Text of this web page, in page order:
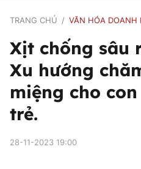
TRANG CHỦ VĂN HÓA DOANH
Xịt chống sâu
Xu hướng
miệng cho
trẻ.
28-11-2023 19:00